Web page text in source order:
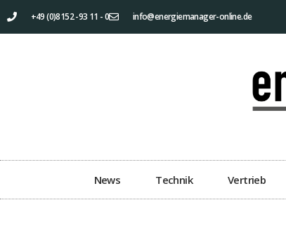
+49 (0)8152 -93 11 - 0 info@energiemanager-online.de
News Technik Vertrieb